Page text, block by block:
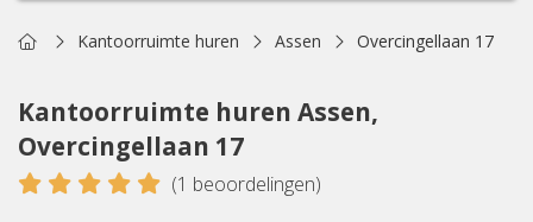
Actuele beschikbaarheid
HomeKantoorruimte huren Assen Overcingellaan 17
Kantoorruimte huren Assen,
Overcingellaan 17
5 (1 beoordelingen)